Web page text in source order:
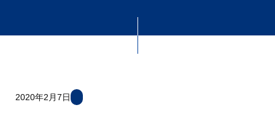
2020年2月7日